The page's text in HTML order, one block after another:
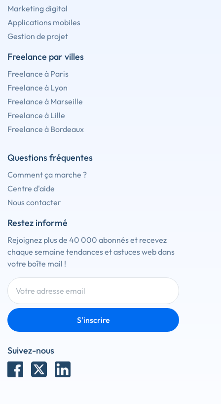
Marketing digital
Applications mobiles
Gestion de projet
Freelance par villes
Freelance à Paris
Freelance à Lyon
Freelance à Marseille
Freelance à Lille
Freelance à Bordeaux
Questions fréquentes
Comment ça marche ?
Centre d'aide
Nous contacter
Restez informé
Rejoignez plus de 40 000 abonnés et recevez
chaque semaine tendances et astuces web dans
votre boîte mail !
S'inscrire
Suivez-nous